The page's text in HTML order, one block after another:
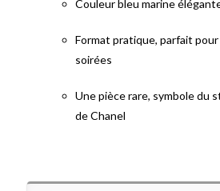
Couleur bleu marine
Format pratique, parfait
soirées
Une pièce rare, symbole du
de Chanel